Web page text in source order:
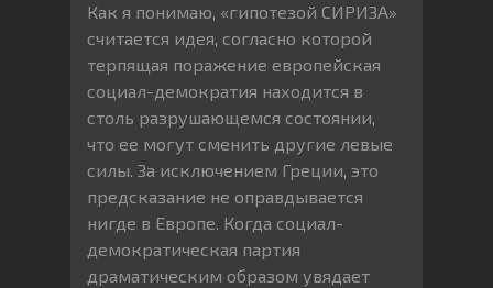
Как я понимаю, «гипотезой СИРИЗА»
считается идея, согласно которой
терпящая поражение европейская
социал-демократия находится в
столь разрушающемся состоянии,
что ее могут сменить другие левые
силы. За исключением Греции, это
предсказание не оправдывается
нигде в Европе. Когда социал-
демократическая партия
драматическим образом увядает